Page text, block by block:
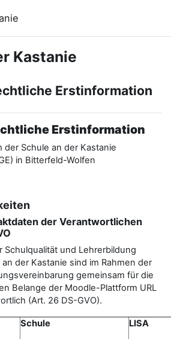
Kastanie
Erstinformation
Erstinformation
Schule an der Kastanie
in Bitterfeld-Wolfen
der Verantwortlichen
Schulqualität und Lehrerbildung
der Kastanie sind im Rahmen der
gemeinsam für die
Belange der Moodle-Plattform URL
(Art. 26 DS-GVO).
Schule LISA